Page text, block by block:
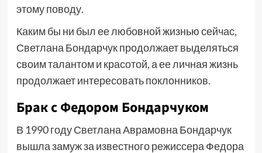
этому поводу.
Каким бы ни был ее любовной жизнью сейчас,
Светлана Бондарчук продолжает выделяться
своим талантом и красотой, а ее личная жизнь
продолжает интересовать поклонников.
Брак с Федором Бондарчуком
В 1990 году Светлана Аврамовна Бондарчук
вышла замуж за известного режиссера Федора